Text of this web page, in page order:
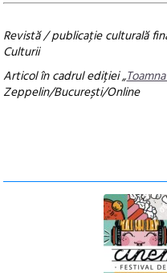
Revistă / publicaţie culturală
Culturii
Articol în cadrul ediției „
Zeppelin/București/Online